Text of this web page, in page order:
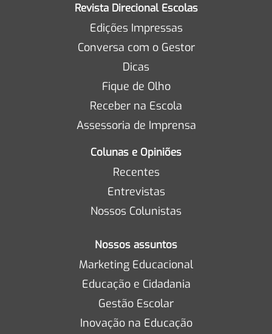
Revista Direcional Escolas
Edições Impressas
Conversa com o Gestor
Dicas
Fique de Olho
Receber na Escola
Assessoria de Imprensa
Colunas e Opiniões
Recentes
Entrevistas
Nossos Colunistas
Nossos assuntos
Marketing Educacional
Educação e Cidadania
Gestão Escolar
Inovação na Educação